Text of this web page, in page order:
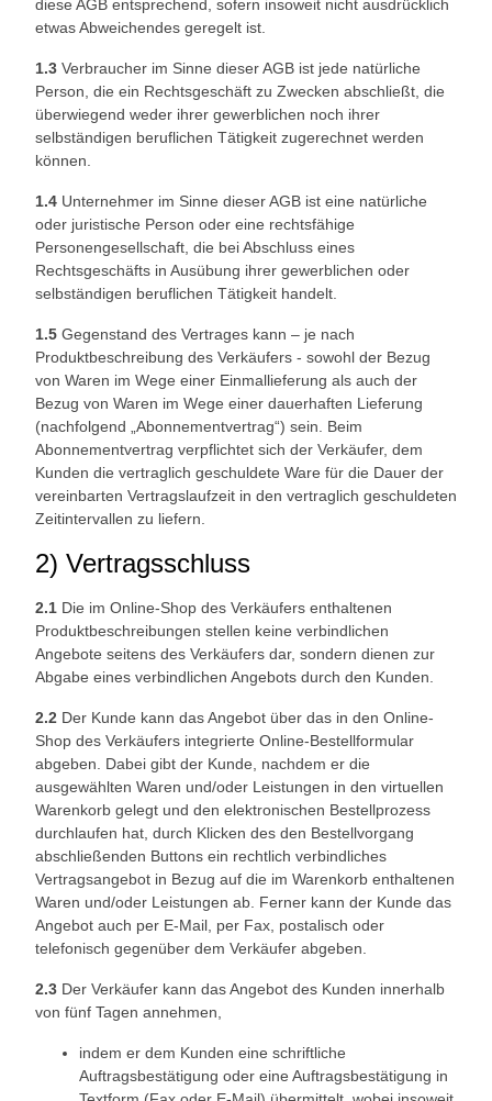
diese AGB entsprechend, sofern insoweit nicht ausdrücklich
etwas Abweichendes geregelt ist.
1.3 Verbraucher im Sinne dieser AGB ist jede natürliche
Person, die ein Rechtsgeschäft zu Zwecken abschließt, die
überwiegend weder ihrer gewerblichen noch ihrer
selbständigen beruflichen Tätigkeit zugerechnet werden
können.
1.4 Unternehmer im Sinne dieser AGB ist eine natürliche
oder juristische Person oder eine rechtsfähige
Personengesellschaft, die bei Abschluss eines
Rechtsgeschäfts in Ausübung ihrer gewerblichen oder
selbständigen beruflichen Tätigkeit handelt.
1.5 Gegenstand des Vertrages kann – je nach
Produktbeschreibung des Verkäufers - sowohl der Bezug
von Waren im Wege einer Einmallieferung als auch der
Bezug von Waren im Wege einer dauerhaften Lieferung
(nachfolgend „Abonnementvertrag“) sein. Beim
Abonnementvertrag verpflichtet sich der Verkäufer, dem
Kunden die vertraglich geschuldete Ware für die Dauer der
vereinbarten Vertragslaufzeit in den vertraglich geschuldeten
Zeitintervallen zu liefern.
2) Vertragsschluss
2.1 Die im Online-Shop des Verkäufers enthaltenen
Produktbeschreibungen stellen keine verbindlichen
Angebote seitens des Verkäufers dar, sondern dienen zur
Abgabe eines verbindlichen Angebots durch den Kunden.
2.2 Der Kunde kann das Angebot über das in den Online-
Shop des Verkäufers integrierte Online-Bestellformular
abgeben. Dabei gibt der Kunde, nachdem er die
ausgewählten Waren und/oder Leistungen in den virtuellen
Warenkorb gelegt und den elektronischen Bestellprozess
durchlaufen hat, durch Klicken des den Bestellvorgang
abschließenden Buttons ein rechtlich verbindliches
Vertragsangebot in Bezug auf die im Warenkorb enthaltenen
Waren und/oder Leistungen ab. Ferner kann der Kunde das
Angebot auch per E-Mail, per Fax, postalisch oder
telefonisch gegenüber dem Verkäufer abgeben.
2.3 Der Verkäufer kann das Angebot des Kunden innerhalb
von fünf Tagen annehmen,
indem er dem Kunden eine schriftliche
Auftragsbestätigung oder eine Auftragsbestätigung in